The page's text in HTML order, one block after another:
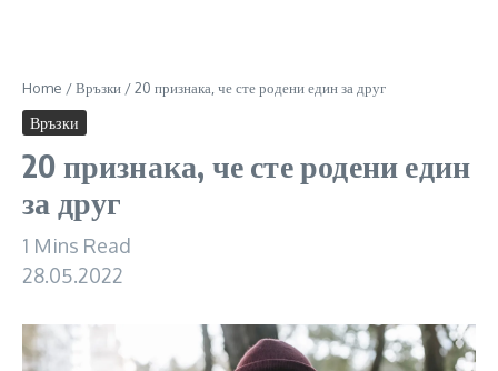
Home /Връзки /20 признака, че сте родени един за друг
Връзки
20 признака, че сте родени един
за друг
1 Mins Read
28.05.2022